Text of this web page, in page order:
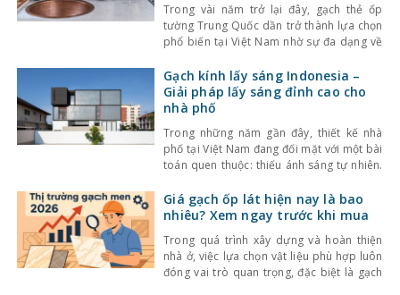
Trong vài năm trở lại đây, gạch thẻ ốp
tường Trung Quốc dần trở thành lựa chọn
phổ biến tại Việt Nam nhờ sự đa dạng về
Bên cạnh đó, chất lượng sản phẩm cũng
không ngừng được cải thiện, đáp ứng tốt
nhu cầu sử
Gạch kính lấy sáng Indonesia –
Giải pháp lấy sáng đỉnh cao cho
nhà phố
Trong những năm gần đây, thiết kế nhà
phố tại Việt Nam đang đối mặt với một bài
toán quen thuộc: thiếu ánh sáng tự nhiên.
che chắn bởi các công trình xung quanh,
khiến không gian trở nên bí bách và phụ
Giá gạch ốp lát hiện nay là bao
nhiêu? Xem ngay trước khi mua
Trong quá trình xây dựng và hoàn thiện
nhà ở, việc lựa chọn vật liệu phù hợp luôn
đóng vai trò quan trọng, đặc biệt là gạch